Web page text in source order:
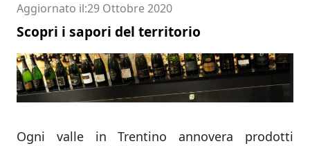
Aggiornato il 29 Ottobre 2020
Scopri i sapori del territorio
Ogni valle in Trentino annovera prodotti